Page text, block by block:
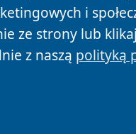
i
ze strony lub
z naszą polityką